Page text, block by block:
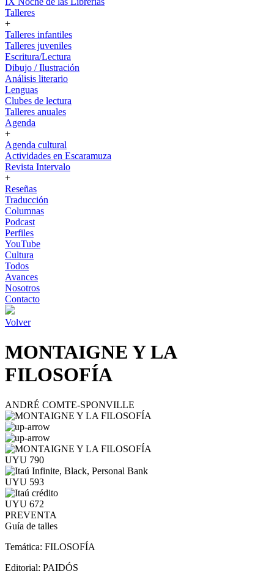
Talleres
+
Talleres infantiles
Talleres juveniles
Escritura/Lectura
Dibujo / Ilustración
Análisis literario
Lenguas
Clubes de lectura
Talleres anuales
Agenda
+
Agenda cultural
Actividades en Escaramuza
Revista Intervalo
+
Reseñas
Traducción
Columnas
Podcast
Perfiles
YouTube
Cultura
Todos
Avances
Nosotros
Contacto
Volver
MONTAIGNE Y LA
FILOSOFÍA
ANDRÉ COMTE-SPONVILLE
UYU 790
UYU 593
UYU 672
PREVENTA
Guía de talles
Temática: FILOSOFÍA
Editorial: PAIDÓS